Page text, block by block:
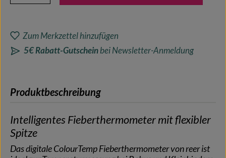
Zum Merkzettel hinzufügen
5€ Rabatt-Gutscheinbei Newsletter-Anmeldung
Produktbeschreibung
Intelligentes Fieberthermometer mit flexibler
Spitze
Das digitale ColourTemp Fieberthermometer von reer ist